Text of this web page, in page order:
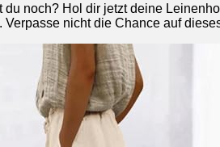
du noch? Hol dir jetzt deine
Verpasse nicht die Chance auf